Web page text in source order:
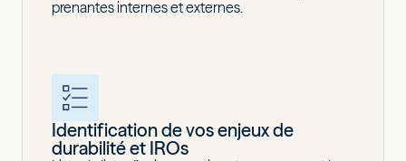
prenantes internes et externes.
Identification de vos enjeux de
durabilité et IROs